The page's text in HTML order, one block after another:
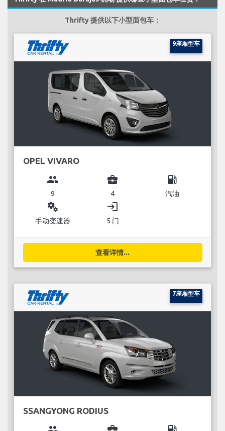
Thrifty 提供以下小型面包车：
9座厢型车
OPEL VIVARO
group
9
business_center
4
local_gas_station
汽油
miscellaneous_services
手动变速器
login
5 门
查看详情...
7座厢型车
SSANGYONG RODIUS